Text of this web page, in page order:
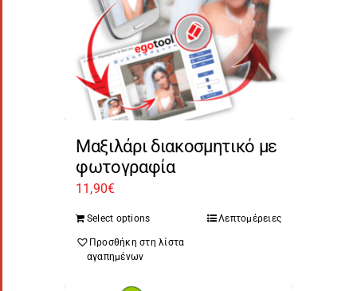
Μαξιλάρι διακοσμητικό με
φωτογραφία
11,90€
Select options Λεπτομέρειες
Προσθήκη στη λίστα
αγαπημένων